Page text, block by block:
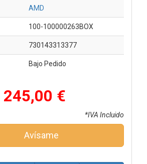
AMD
100-100000263BOX
730143313377
Bajo Pedido
245,00 €
*IVA Incluido
Avísame